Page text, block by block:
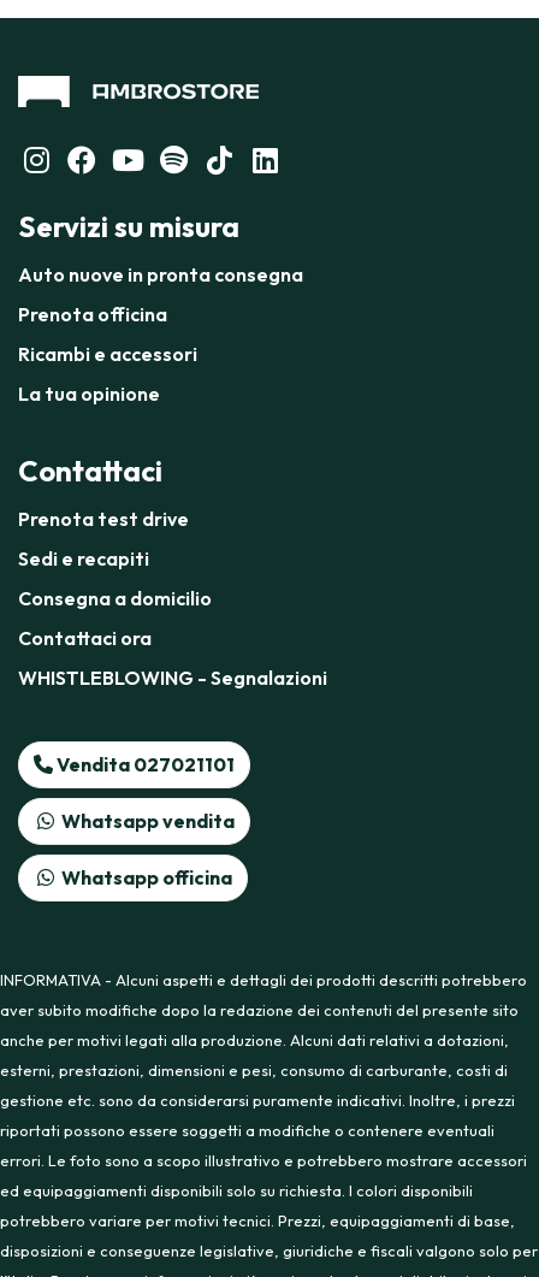
Servizi su misura
Auto nuove in pronta consegna
Prenota officina
Ricambi e accessori
La tua opinione
Contattaci
Prenota test drive
Sedi e recapiti
Consegna a domicilio
Contattaci ora
WHISTLEBLOWING - Segnalazioni
Vendita 027021101
Whatsapp vendita
Whatsapp officina
INFORMATIVA - Alcuni aspetti e dettagli dei prodotti descritti potrebbero
aver subito modifiche dopo la redazione dei contenuti del presente sito
anche per motivi legati alla produzione. Alcuni dati relativi a dotazioni,
esterni, prestazioni, dimensioni e pesi, consumo di carburante, costi di
gestione etc. sono da considerarsi puramente indicativi. Inoltre, i prezzi
riportati possono essere soggetti a modifiche o contenere eventuali
errori. Le foto sono a scopo illustrativo e potrebbero mostrare accessori
ed equipaggiamenti disponibili solo su richiesta. I colori disponibili
potrebbero variare per motivi tecnici. Prezzi, equipaggiamenti di base,
disposizioni e conseguenze legislative, giuridiche e fiscali valgono solo per